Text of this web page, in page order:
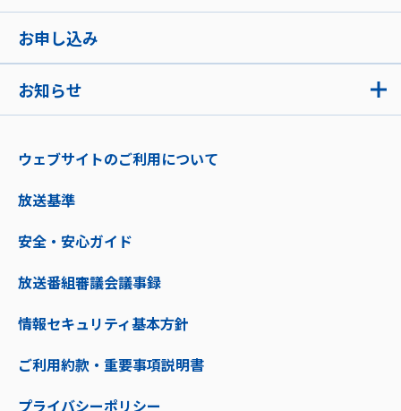
お知らせ
お申し込み
ウェブサイトのご利用について
放送基準
安全・安心ガイド
放送番組審議会議事録
情報セキュリティ基本方針
ご利用約款・重要事項説明書
プライバシーポリシー